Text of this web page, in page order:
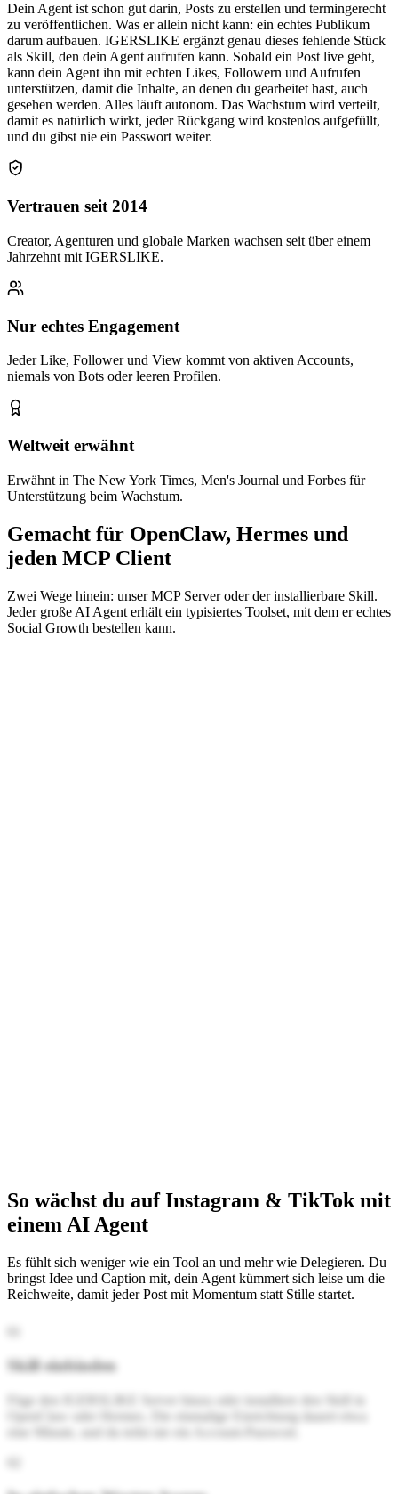
Dein Agent ist schon gut darin, Posts zu erstellen und termingerecht
zu veröffentlichen. Was er allein nicht kann: ein echtes Publikum
darum aufbauen. IGERSLIKE ergänzt genau dieses fehlende Stück
als Skill, den dein Agent aufrufen kann. Sobald ein Post live geht,
kann dein Agent ihn mit echten Likes, Followern und Aufrufen
unterstützen, damit die Inhalte, an denen du gearbeitet hast, auch
gesehen werden. Alles läuft autonom. Das Wachstum wird verteilt,
damit es natürlich wirkt, jeder Rückgang wird kostenlos aufgefüllt,
und du gibst nie ein Passwort weiter.
Vertrauen seit 2014
Creator, Agenturen und globale Marken wachsen seit über einem
Jahrzehnt mit IGERSLIKE.
Nur echtes Engagement
Jeder Like, Follower und View kommt von aktiven Accounts,
niemals von Bots oder leeren Profilen.
Weltweit erwähnt
Erwähnt in The New York Times, Men's Journal und Forbes für
Unterstützung beim Wachstum.
Gemacht für OpenClaw, Hermes und
jeden MCP Client
Zwei Wege hinein: unser MCP Server oder der installierbare Skill.
Jeder große AI Agent erhält ein typisiertes Toolset, mit dem er echtes
Social Growth bestellen kann.
So wächst du auf Instagram & TikTok mit
einem AI Agent
Es fühlt sich weniger wie ein Tool an und mehr wie Delegieren. Du
bringst Idee und Caption mit, dein Agent kümmert sich leise um die
Reichweite, damit jeder Post mit Momentum statt Stille startet.
Skill einbinden
Füge den IGERSLIKE Server hinzu oder installiere den Skill in
OpenClaw oder Hermes. Die einmalige Einrichtung dauert etwa